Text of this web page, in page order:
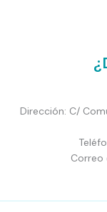
Dirección: C/
Correo